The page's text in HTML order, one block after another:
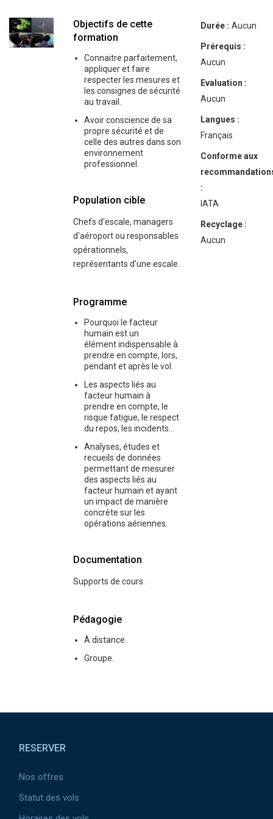
Objectifs de cette
formation
Connaitre parfaitement,
appliquer et faire
respecter les mesures et
les consignes de sécurité
au travail.
Avoir conscience de sa
propre sécurité et de
celle des autres dans son
environnement
professionnel.
Population cible
Chefs d'escale, managers
d'aéroport ou responsables
opérationnels,
représentants d'une escale.
Programme
Pourquoi le facteur
humain est un
élément indispensable à
prendre en compte, lors,
pendant et après le vol.
Les aspects liés au
facteur humain à
prendre en compte, le
risque fatigue, le respect
du repos, les incidents...
Analyses, études et
recueils de données
permettant de mesurer
des aspects liés au
facteur humain et ayant
un impact de manière
concrète sur les
opérations aériennes.
Documentation
Supports de cours.
Pédagogie
À distance.
Groupe.
Durée : Aucun
Prérequis :
Aucun
Evaluation :
Aucun
Langues :
Français
Conforme aux
:
IATA
Recyclage :
Aucun
RESERVER
Nos offres
Statut des vols